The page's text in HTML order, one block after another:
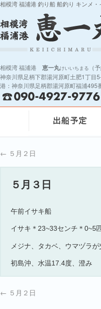
相模湾 福浦港 釣り船 船釣り キンメ
相模湾 福浦港 恵一丸けいいちまる
（
神奈川県足柄下郡湯河原町土肥1丁目
港：神奈川県足柄郡湯河原町福浦495
← ５月２日
５月３日
午前イサキ船
イサキ＊23~33センチ＊0~5
メジナ、タカベ、ウマヅラが
初島沖、水温17.4度、澄み
← ５月２日